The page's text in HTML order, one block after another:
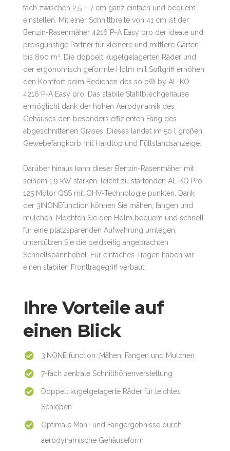
fach zwischen 2,5 – 7 cm ganz einfach und bequem
einstellen. Mit einer Schnittbreite von 41 cm ist der
Benzin-Rasenmäher 4216 P-A Easy pro der ideale und
preisgünstige Partner für kleinere und mittlere Gärten
bis 800 m². Die doppelt kugelgelagerten Räder und
der ergonomisch geformte Holm mit Softgriff erhöhen
den Komfort beim Bedienen des solo® by AL-KO
4216 P-A Easy pro. Das stabile Stahlblechgehäuse
ermöglicht dank der hohen Aerodynamik des
Gehäuses den besonders effizienten Fang des
abgeschnittenen Grases. Dieses landet im 50 l großen
Gewebefangkorb mit Hardtop und Füllstandsanzeige.
Darüber hinaus kann dieser Benzin-Rasenmäher mit
seinem 1,9 kW starken, leicht zu startenden AL-KO Pro
125 Motor QSS mit OHV-Technologie punkten. Dank
der 3INONEfunction können Sie mähen, fangen und
mulchen. Möchten Sie den Holm bequem und schnell
für eine platzsparenden Aufwahrung umlegen,
untersützen Sie die beidseitig angebrachten
Schnellspannhebel. Für einfaches Tragen haben wir
einen stabilen Fronttragegriff verbaut.
Ihre Vorteile auf
einen Blick
3INONE function: Mähen, Fangen und Mulchen
7-fach zentrale Schnitthöhenverstellung
Doppelt kugelgelagerte Räder für leichtes
Schieben
Optimale Mäh- und Fangergebnisse durch
aerodynamische Gehäuseform